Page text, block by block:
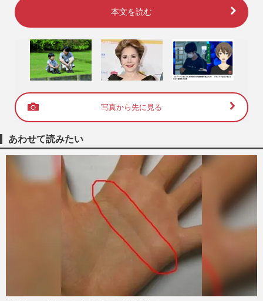
本文を読む
写真から先に見る
あわせて読みたい